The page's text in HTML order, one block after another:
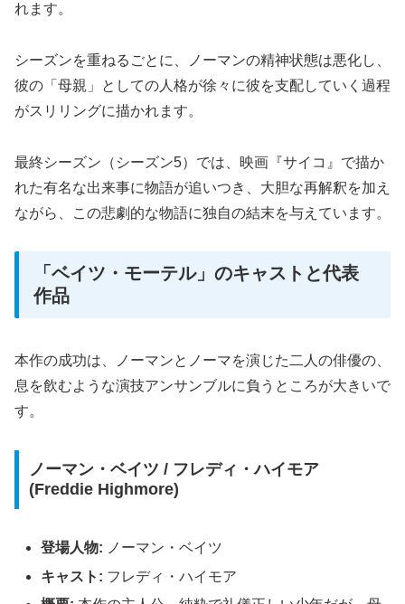
れます。
シーズンを重ねるごとに、ノーマンの精神状態は悪化し、
彼の「母親」としての人格が徐々に彼を支配していく過程
がスリリングに描かれます。
最終シーズン（シーズン5）では、映画『サイコ』で描か
れた有名な出来事に物語が追いつき、大胆な再解釈を加え
ながら、この悲劇的な物語に独自の結末を与えています。
「ベイツ・モーテル」のキャストと代表
作品
本作の成功は、ノーマンとノーマを演じた二人の俳優の、
息を飲むような演技アンサンブルに負うところが大きいで
す。
ノーマン・ベイツ / フレディ・ハイモア
(Freddie Highmore)
登場人物: ノーマン・ベイツ
キャスト: フレディ・ハイモア